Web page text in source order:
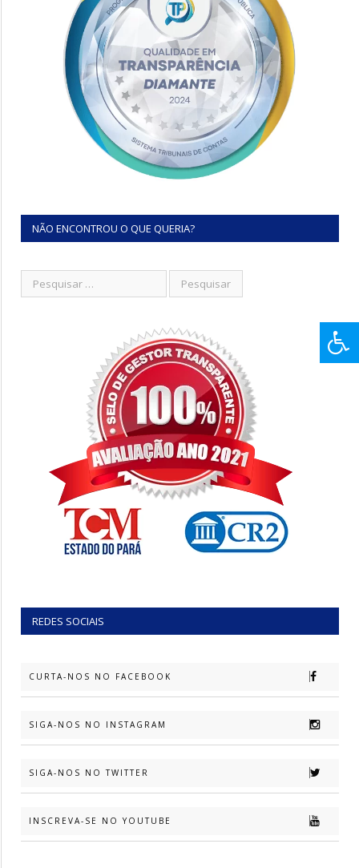
NÃO ENCONTROU O QUE QUERIA?
REDES SOCIAIS
CURTA-NOS NO FACEBOOK
SIGA-NOS NO INSTAGRAM
SIGA-NOS NO TWITTER
INSCREVA-SE NO YOUTUBE